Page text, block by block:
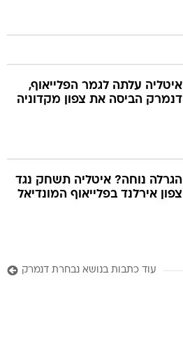
איטליה עלתה לגמר הפלייאוף,
דנמרק הביסה את צפון מקדוניה
הגרלה נוחה? איטליה תשחק נגד
צפון אירלנד בפלייאוף המונדיאל
עוד כתבות בנושא נבחרת דנמרק